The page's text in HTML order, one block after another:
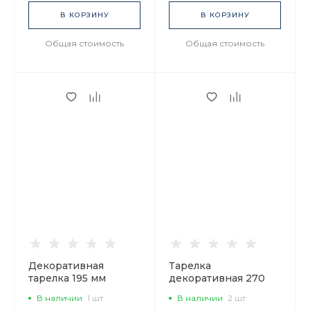
В КОРЗИНУ
Общая стоимость
В КОРЗИНУ
Общая стоимость
Декоративная
тарелка 195 мм
рисунок Пестрый
В наличии 1 шт
Тарелка
декоративная 270
Европейская - 3
В наличии 2 шт